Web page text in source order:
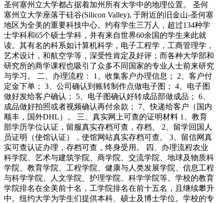
圣何塞州立大学都占据着加州所有大学中的地理位置。 圣何
塞州立大学座落于硅谷(Silicon Valley), 于附近的旧金山-圣何塞
地区为全美的重要科技中心。约有学生三万人，超过134种学
士学科和65个硕士学科，并有来自世界60余国的学生来此就
读。其有名的科系如计算机科学，电子工程学，工商管理学，
艺术设计，和航空学等，深受性肯定及好评；而各种大学部和
研究所的商学课程也吸引了众多不同国家的专业人士前来研究
与学习。 二、办理流程： 1、收集客户办理信息； 2、客户付
定金下单； 3、公司确认到账转制作点做电子图； 4、电子图
做好发给客户确认； 5、电子图确认好转成品部做成品； 6、
成品做好拍照或者视频确认再付余款； 7、快递给客户（国内
顺丰，国外DHL）。 三、真实网上可查的证明材料 1、教育
部学历学位认证，留服真实存档可查，存档。 2、留学回国人
员证明（使馆认证），使馆网站真实存档可查。 3、留信网真
实可查认证办理，存档可查，终身受用。 四、办理流程农业
科学院、艺术与建筑学院、商学院、交流学院、地球及物质科
学院、教育学院、工程学院、健康与人类发展学院、信息工程
与科学学院、人文学院、护理学院、科学学院等。学校的教育
学院排名在全美前十名，工学院排名在前十五名，且继续攀升
中。纽约大学为学生们提供本科、硕士及博士学位。学校的专